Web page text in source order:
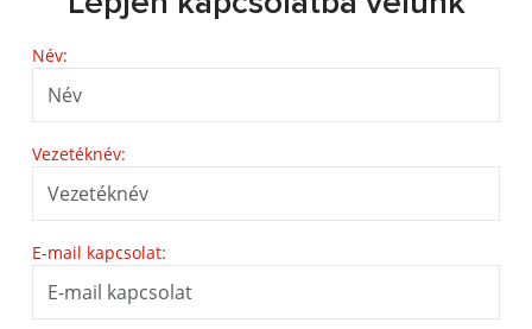
Név:
Vezetéknév:
E-mail kapcsolat: